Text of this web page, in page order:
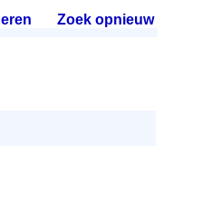
Zoek opnieuw.